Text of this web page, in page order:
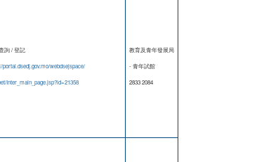
詢 / 登記
portal.dsedj.gov.mo/webdsejspace/
Inter_main_page.jsp?id=21358
教育及青年發展局
- 青年試館
2833 2084